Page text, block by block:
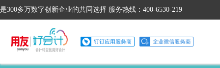
是300多万数字创新企业的共同选择 服务热线：400-6530-219